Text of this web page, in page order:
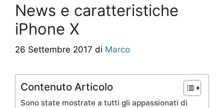
News e caratteristiche
iPhone X
26 Settembre 2017 di Marco
Contenuto Articolo
Sono state mostrate a tutti gli appassionati di